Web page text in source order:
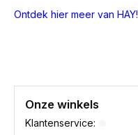
Ontdek hier meer van HAY!
Onze winkels
Klantenservice: